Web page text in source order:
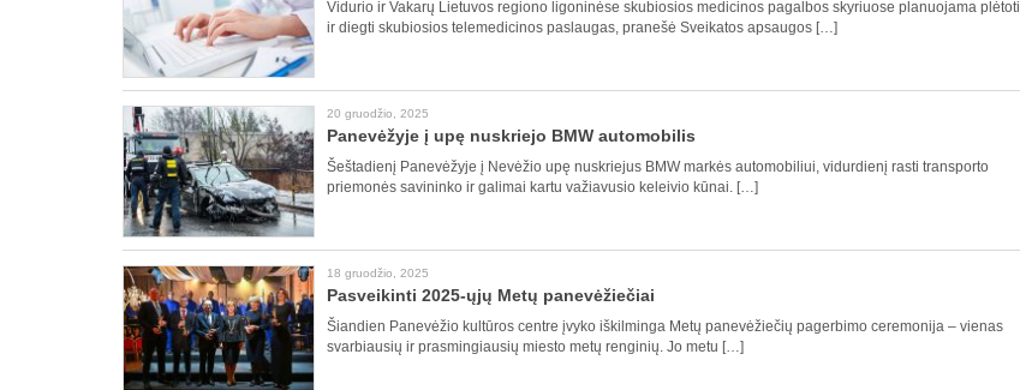
Vidurio ir Vakarų Lietuvos regiono ligoninėse skubiosios medicinos pagalbos skyriuose planuojama plėtoti
ir diegti skubiosios telemedicinos paslaugas, pranešė Sveikatos apsaugos […]
20 gruodžio, 2025
Panevėžyje į upę nuskriejo BMW automobilis
Šeštadienį Panevėžyje į Nevėžio upę nuskriejus BMW markės automobiliui, vidurdienį rasti transporto
priemonės savininko ir galimai kartu važiavusio keleivio kūnai. […]
18 gruodžio, 2025
Pasveikinti 2025-ųjų Metų panevėžiečiai
Šiandien Panevėžio kultūros centre įvyko iškilminga Metų panevėžiečių pagerbimo ceremonija – vienas
svarbiausių ir prasmingiausių miesto metų renginių. Jo metu […]